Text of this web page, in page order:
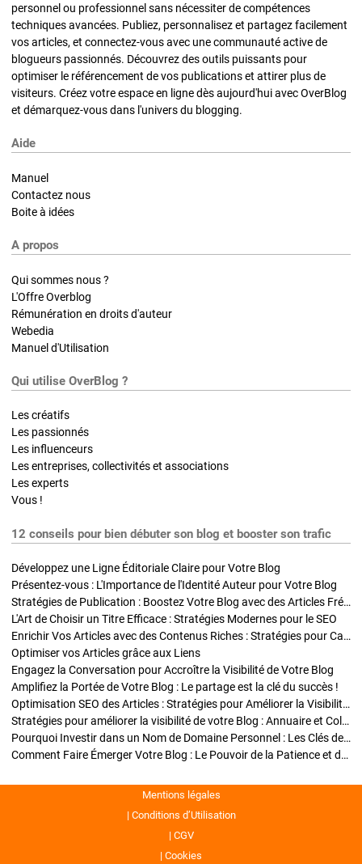
personnel ou professionnel sans nécessiter de compétences
techniques avancées. Publiez, personnalisez et partagez facilement
vos articles, et connectez-vous avec une communauté active de
blogueurs passionnés. Découvrez des outils puissants pour
optimiser le référencement de vos publications et attirer plus de
visiteurs. Créez votre espace en ligne dès aujourd'hui avec OverBlog
et démarquez-vous dans l'univers du blogging.
Aide
Manuel
Contactez nous
Boite à idées
A propos
Qui sommes nous ?
L'Offre Overblog
Rémunération en droits d'auteur
Webedia
Manuel d'Utilisation
Qui utilise OverBlog ?
Les créatifs
Les passionnés
Les influenceurs
Les entreprises, collectivités et associations
Les experts
Vous !
12 conseils pour bien débuter son blog et booster son trafic
Développez une Ligne Éditoriale Claire pour Votre Blog
Présentez-vous : L'Importance de l'Identité Auteur pour Votre Blog
Stratégies de Publication : Boostez Votre Blog avec des Articles Fréquents et Exclusifs
L'Art de Choisir un Titre Efficace : Stratégies Modernes pour le SEO
Enrichir Vos Articles avec des Contenus Riches : Stratégies pour Captiver et Optimiser
Optimiser vos Articles grâce aux Liens
Engagez la Conversation pour Accroître la Visibilité de Votre Blog
Amplifiez la Portée de Votre Blog : Le partage est la clé du succès !
Optimisation SEO des Articles : Stratégies pour Améliorer la Visibilité de Votre Blog
Stratégies pour améliorer la visibilité de votre Blog : Annuaire et Collaborations
Pourquoi Investir dans un Nom de Domaine Personnel : Les Clés de la Réussite de Votre Blog
Comment Faire Émerger Votre Blog : Le Pouvoir de la Patience et de la Persévérance
Mentions légales
Conditions d’Utilisation
CGV
Cookies